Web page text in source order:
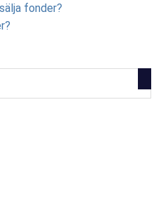
fonder?